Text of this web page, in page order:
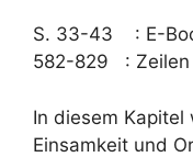
S. 33-43 : E-
582-829 : Zeilen
In diesem Kapitel
Einsamkeit und